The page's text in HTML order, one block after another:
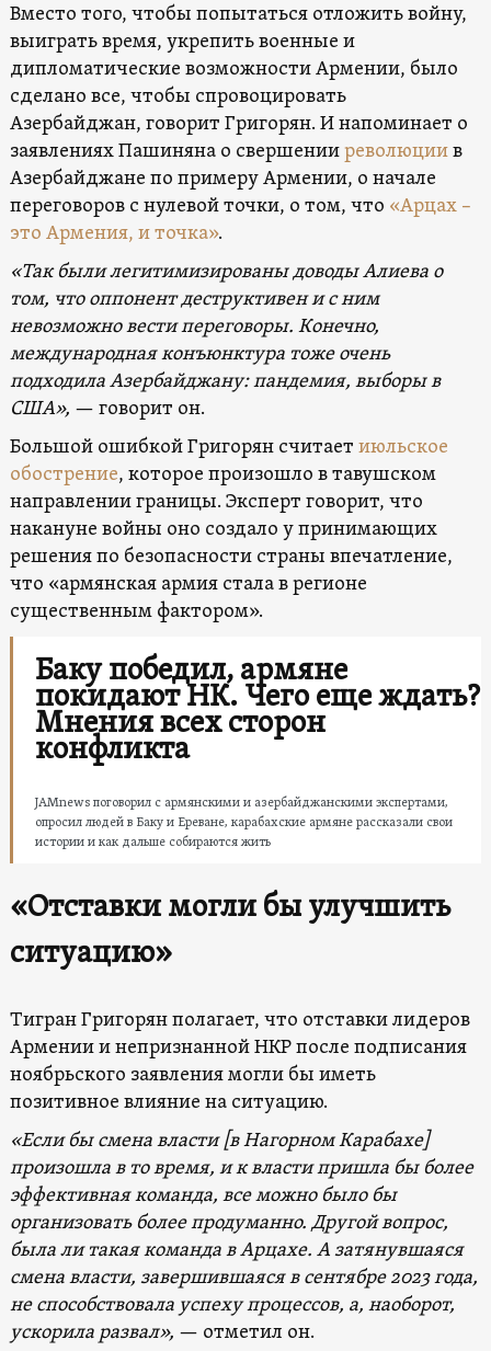
Вместо того, чтобы попытаться отложить войну,
выиграть время, укрепить военные и
дипломатические возможности Армении, было
сделано все, чтобы спровоцировать
Азербайджан, говорит Григорян. И напоминает о
заявлениях Пашиняна о свершенииреволюциив
Азербайджане по примеру Армении, о начале
переговоров с нулевой точки, о том, что «Арцах –
это Армения, и точка».
«Так были легитимизированы доводы Алиева о
том, что оппонент деструктивен и с ним
невозможно вести переговоры. Конечно,
международная конъюнктура тоже очень
подходила Азербайджану: пандемия, выборы в
США», — говорит он.
Большой ошибкой Григорян считает июльское
обострение, которое произошло в тавушском
направлении границы. Эксперт говорит, что
накануне войны оно создало у принимающих
решения по безопасности страны впечатление,
что «армянская армия стала в регионе
существенным фактором».
Баку победил, армяне
покидают НК. Чего еще ждать?
Мнения всех сторон
конфликта
JAMnews поговорил с армянскими и азербайджанскими экспертами,
опросил людей в Баку и Ереване, карабахские армяне рассказали свои
истории и как дальше собираются жить
«Отставки могли бы улучшить
ситуацию»
Тигран Григорян полагает, что отставки лидеров
Армении и непризнанной НКР после подписания
ноябрьского заявления могли бы иметь
позитивное влияние на ситуацию.
«Если бы смена власти [в Нагорном Карабахе]
произошла в то время, и к власти пришла бы более
эффективная команда, все можно было бы
организовать более продуманно. Другой вопрос,
была ли такая команда в Арцахе. А затянувшаяся
смена власти, завершившаяся в сентябре 2023 года,
не способствовала успеху процессов, а, наоборот,
ускорила развал», — отметил он.